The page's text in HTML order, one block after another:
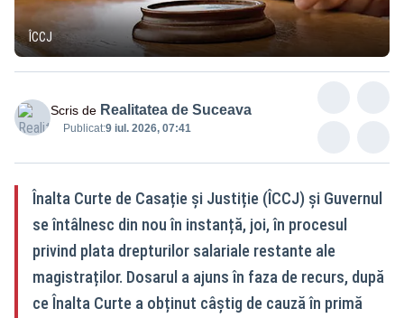
ÎCCJ
Scris de Realitatea de Suceava
Publicat:9 iul. 2026, 07:41
Înalta Curte de Casație și Justiție (ÎCCJ) și Guvernul
se întâlnesc din nou în instanță, joi, în procesul
privind plata drepturilor salariale restante ale
magistraților. Dosarul a ajuns în faza de recurs, după
ce Înalta Curte a obținut câștig de cauză în primă